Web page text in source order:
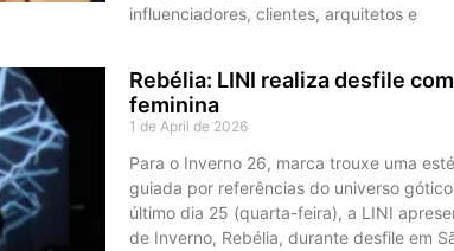
influenciadores, clientes, arquitetos e
Rebélia: LINI realiza desfile
feminina
1 de April de 2026
Para o Inverno 26, marca trouxe uma
guiada por referências do universo
último dia 25 (quarta-feira), a LINI
de Inverno, Rebélia, durante desfile em